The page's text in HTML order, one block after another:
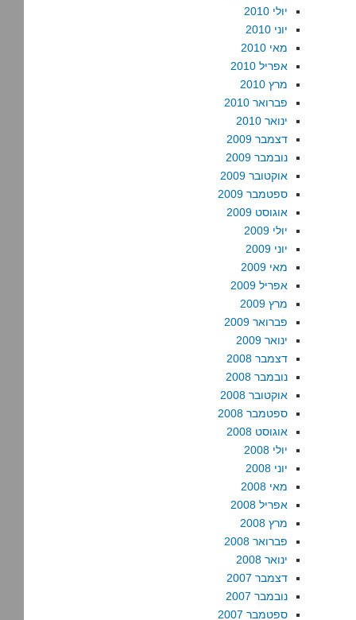
יולי 2010
יוני 2010
מאי 2010
אפריל 2010
מרץ 2010
פברואר 2010
ינואר 2010
דצמבר 2009
נובמבר 2009
אוקטובר 2009
ספטמבר 2009
אוגוסט 2009
יולי 2009
יוני 2009
מאי 2009
אפריל 2009
מרץ 2009
פברואר 2009
ינואר 2009
דצמבר 2008
נובמבר 2008
אוקטובר 2008
ספטמבר 2008
אוגוסט 2008
יולי 2008
יוני 2008
מאי 2008
אפריל 2008
מרץ 2008
פברואר 2008
ינואר 2008
דצמבר 2007
נובמבר 2007
ספטמבר 2007